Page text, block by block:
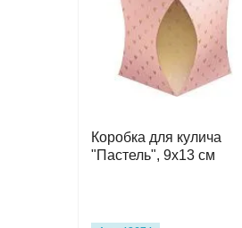
Коробка для кулича
"Пастель", 9х13 см